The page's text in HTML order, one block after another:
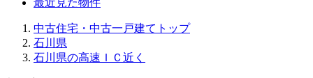
最近見た物件
中古住宅・中古一戸建てトップ
石川県
石川県の高速ＩＣ近く